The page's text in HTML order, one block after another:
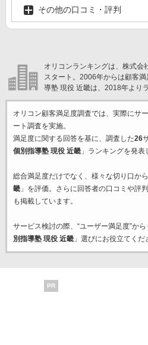
その他の口コミ・評判
オリコンランキングは、株式会
スタート。2006年からは顧客
導塾 現役 近畿は、2018年より
オリコン顧客満足度調査では、実際にサ
ート調査を実施。
満足度に関する回答を基に、調査した26
個別指導塾 現役 近畿」ランキングを発表
総合満足度だけでなく、様々な切り口から
畿」を評価。さらに回答者の口コミや評
も掲載しています。
サービス検討の際、“ユーザー満足度”か
別指導塾 現役 近畿」選びにお役立てくだ
PR